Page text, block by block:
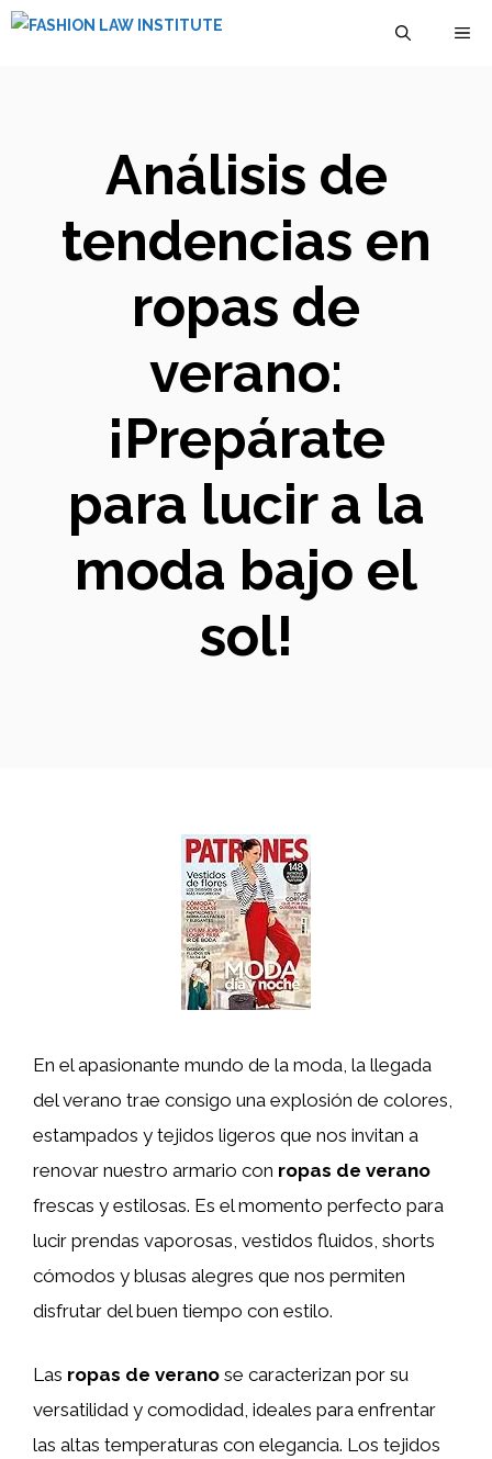
Saltar
Análisis de
tendencias en
ropas de
verano:
¡Prepárate
para lucir a la
moda bajo el
sol!
En el apasionante mundo de la moda, la llegada
del verano trae consigo una explosión de colores,
estampados y tejidos ligeros que nos invitan a
renovar nuestro armario con ropas de verano
frescas y estilosas. Es el momento perfecto para
lucir prendas vaporosas, vestidos fluidos, shorts
cómodos y blusas alegres que nos permiten
disfrutar del buen tiempo con estilo.
Las ropas de verano se caracterizan por su
versatilidad y comodidad, ideales para enfrentar
las altas temperaturas con elegancia. Los tejidos